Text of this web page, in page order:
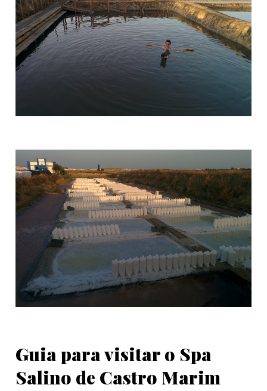
Guia para visitar o Spa
Salino de Castro Marim